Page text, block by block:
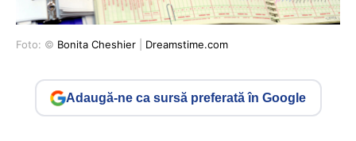
Foto: © Bonita Cheshier Dreamstime.com
Adaugă-ne ca sursă preferată în Google